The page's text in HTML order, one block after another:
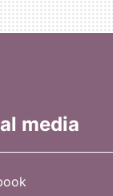
media